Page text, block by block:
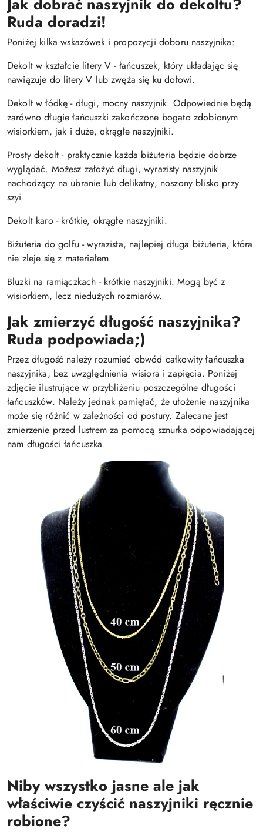
Ruda doradzi!
Poniżej kilka wskazówek i propozycji doboru naszyjnika:
Dekolt w kształcie litery V - łańcuszek, który układając się
nawiązuje do litery V lub zwęża się ku dołowi.
Dekolt w łódkę - długi, mocny naszyjnik. Odpowiednie będą
zarówno długie łańcuszki zakończone bogato zdobionym
wisiorkiem, jak i duże, okrągłe naszyjniki.
Prosty dekolt - praktycznie każda biżuteria będzie dobrze
wyglądać. Możesz założyć długi, wyrazisty naszyjnik
nachodzący na ubranie lub delikatny, noszony blisko przy
szyi.
Dekolt karo - krótkie, okrągłe naszyjniki.
Biżuteria do golfu - wyrazista, najlepiej długa biżuteria, która
nie zleje się z materiałem.
Bluzki na ramiączkach - krótkie naszyjniki. Mogą być z
wisiorkiem, lecz niedużych rozmiarów.
Jak zmierzyć długość naszyjnika?
Ruda podpowiada;)
Przez długość należy rozumieć obwód całkowity łańcuszka
naszyjnika, bez uwzględnienia wisiora i zapięcia. Poniżej
zdjęcie ilustrujące w przybliżeniu poszczególne długości
łańcuszków. Należy jednak pamiętać, że ułożenie naszyjnika
może się różnić w zależności od postury. Zalecane jest
zmierzenie przed lustrem za pomocą sznurka odpowiadającej
nam długości łańcuszka.
Niby wszystko jasne ale jak
właściwie czyścić naszyjniki ręcznie
robione?